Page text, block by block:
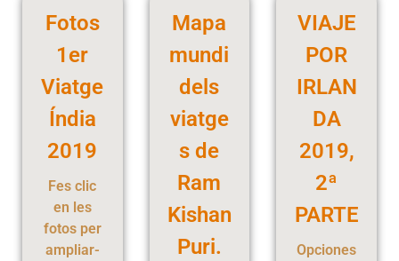
Fotos
1er
Viatge
Índia
2019
Fes clic
en les
fotos per
ampliar-
Mapa
mundi
dels
viatge
s de
Ram
Kishan
Puri.
VIAJE
POR
IRLAN
DA
2019,
2ª
PARTE
Opciones